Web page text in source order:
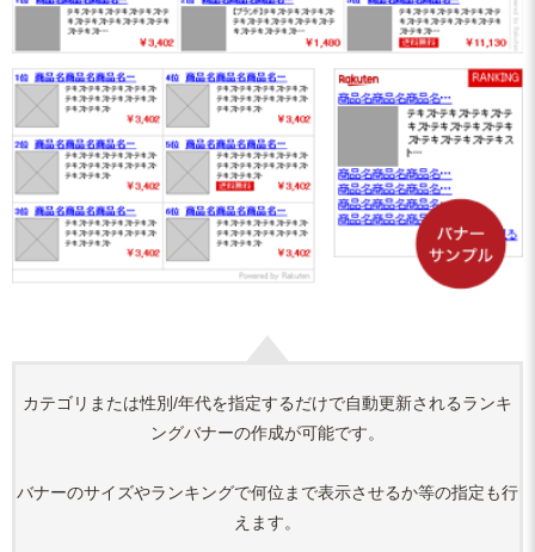
カテゴリまたは性別/年代を指定するだけで自動更新されるランキ
ングバナーの作成が可能です。
バナーのサイズやランキングで何位まで表示させるか等の指定も行
えます。